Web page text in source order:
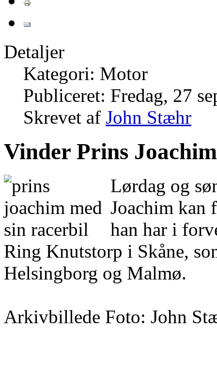
Detaljer
Kategori: Motor
Publiceret: Fredag, 27
Skrevet af John Stæhr
Vinder Prins
Lørdag og
Joachim kan
han har i
Ring Knutstorp i Skåne,
Helsingborg og Malmø.
Arkivbillede Foto: John